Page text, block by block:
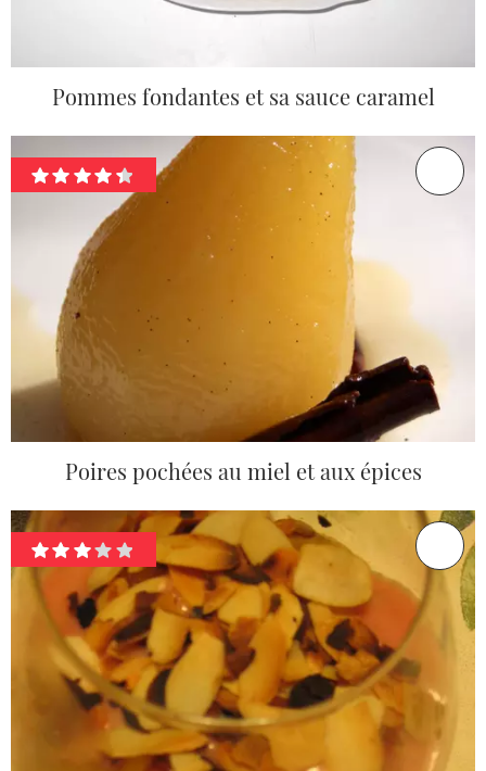
Pommes fondantes et sa sauce caramel
Poires pochées au miel et aux épices